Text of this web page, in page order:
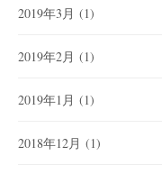
2019年3月 (1)
2019年2月 (1)
2019年1月 (1)
2018年12月 (1)